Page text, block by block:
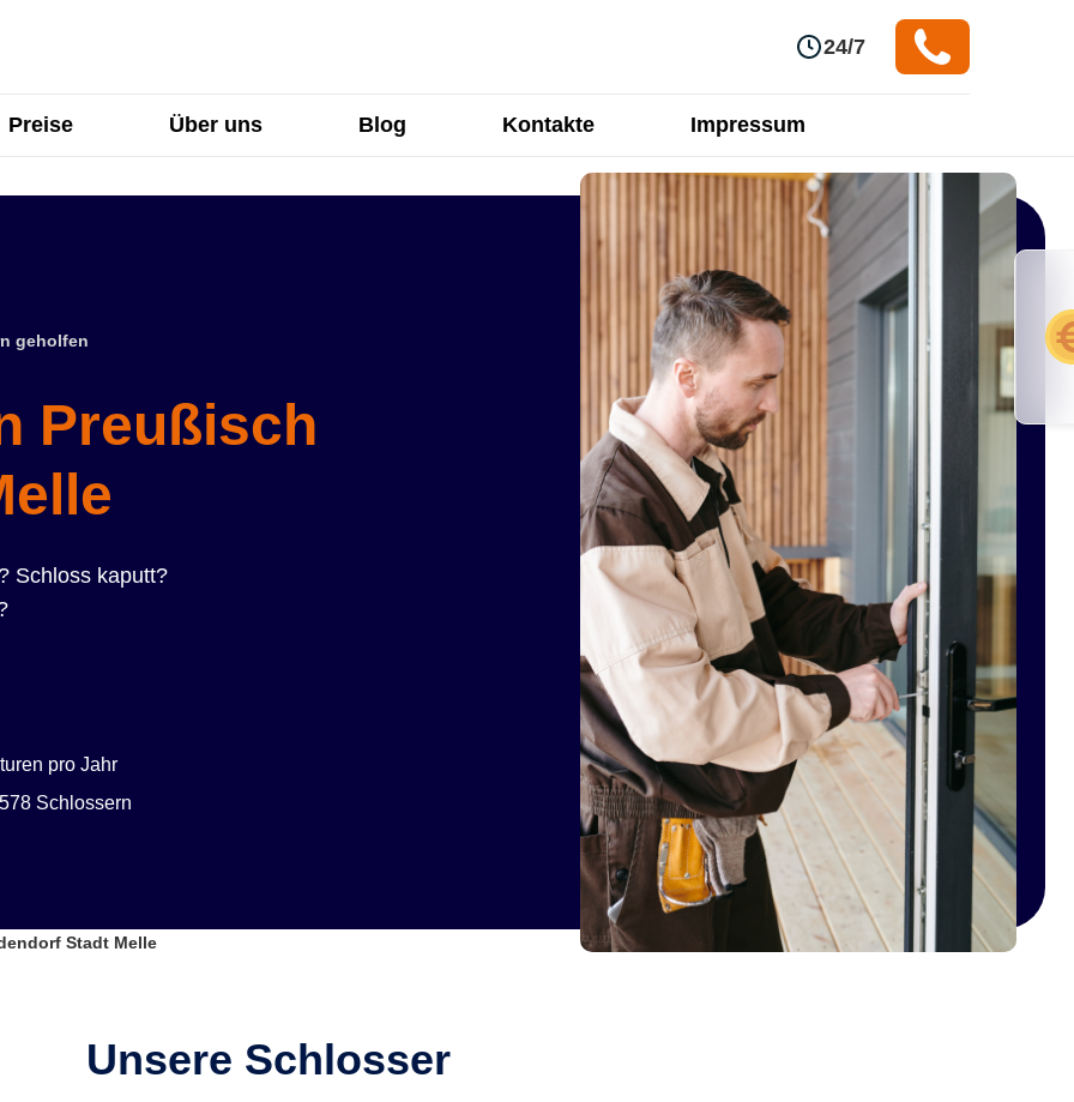
24/7
Preise Über uns Blog Kontakte Impressum
geholfen
Preußisch
Schloss kaputt?
pro Jahr
Schlossern
Stadt Melle
Unsere Schlosser